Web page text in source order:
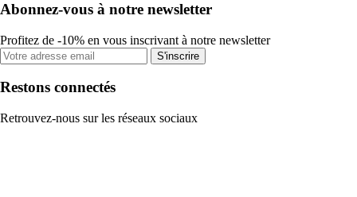
Abonnez-vous à notre newsletter
Profitez de -10% en vous inscrivant à notre newsletter
S'inscrire
Restons connectés
Retrouvez-nous sur les réseaux sociaux